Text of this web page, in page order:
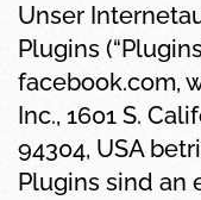
Unser
Plugins
facebook.com,
Inc., 1601 S.
94304, USA
Plugins sind an